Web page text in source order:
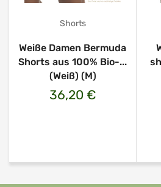
Shorts
Weiße Damen Bermuda
Shorts aus 100% Bio-...
(Weiß) (M)
36,20 €